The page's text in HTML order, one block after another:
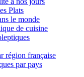
Plats
le monde
de cuisine
région française
par pays